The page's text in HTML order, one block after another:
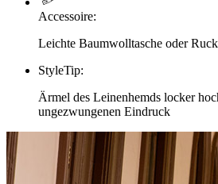
Accessoire:
Leichte Baumwolltasche oder
StyleTip:
Ärmel des Leinenhemds locker
ungezwungenen Eindruck